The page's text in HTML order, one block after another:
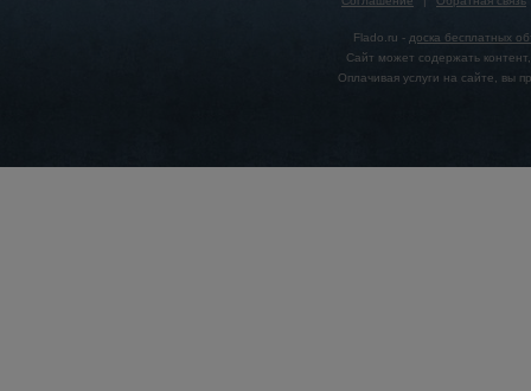
Flado.ru - доска бесплатных
Сайт может содержать
Оплачивая услуги на сайте, вы